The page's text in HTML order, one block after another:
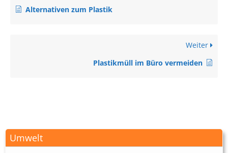
Umwelt
Alternativen zum Plastik
Weiter
Plastikmüll im Büro vermeiden